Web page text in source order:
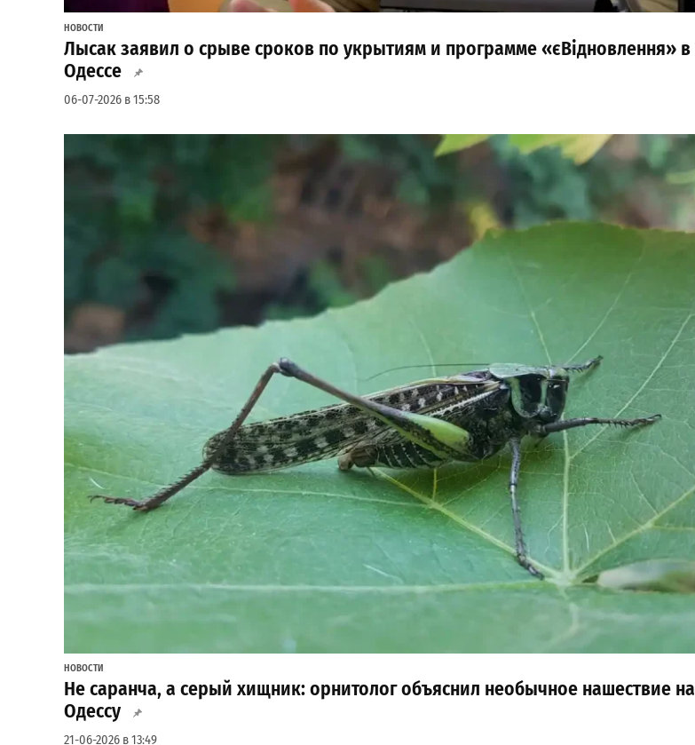
НОВОСТИ
Лысак заявил о срыве сроков по укрытиям и программе «єВідновлення» в
Одессе
06-07-2026 в 15:58
НОВОСТИ
Не саранча, а серый хищник: орнитолог объяснил необычное нашествие на
Одессу
21-06-2026 в 13:49